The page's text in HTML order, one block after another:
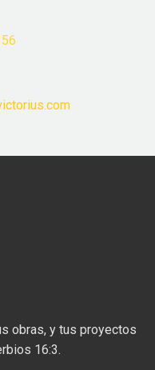
obras, y tus proyectos
16:3.